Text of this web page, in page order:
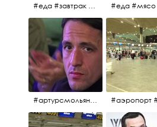
#еда #завтрак #витамины #помидоры #укроп #огурцы #сметана #салат
#артурсмольянинов @melnikovadsh #artursmolyaninov